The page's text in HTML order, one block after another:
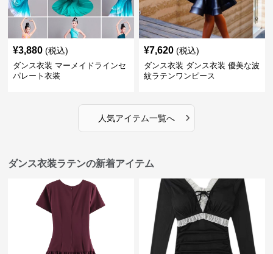
¥3,880 (税込)
ダンス衣装 マーメイドラインセ
パレート衣装
¥7,620 (税込)
ダンス衣装 ダンス衣装 優美な波
紋ラテンワンピース
人気アイテム一覧へ ›
ダンス衣装ラテンの新着アイテム